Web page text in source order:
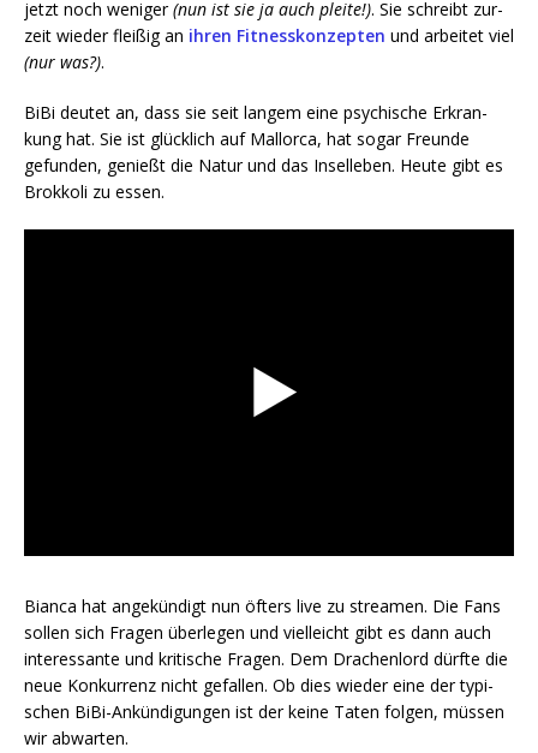
jetzt noch weni­ger(nun ist sie ja auch plei­te!). Sie schreibt zur­
zeit wie­der flei­ßig an ihren Fit­ness­kon­zep­ten und arbei­tet viel
(nur was?).
BiBi deu­tet an, dass sie seit lan­gem eine psy­chi­sche Erkran­
kung hat. Sie ist glück­lich auf Mal­lor­ca, hat sogar Freun­de
gefun­den, genießt die Natur und das Insel­le­ben. Heu­te gibt es
Brok­ko­li zu essen.
Bian­ca hat ange­kün­digt nun öfters live zu strea­men. Die Fans
sol­len sich Fra­gen über­le­gen und viel­leicht gibt es dann auch
inter­es­san­te und kri­ti­sche Fra­gen. Dem Dra­chen­lord dürf­te die
neue Kon­kur­renz nicht gefal­len. Ob dies wie­der eine der typi­
schen BiBi-Ankün­di­gun­gen ist der kei­ne Taten fol­gen, müs­sen
wir abwarten.